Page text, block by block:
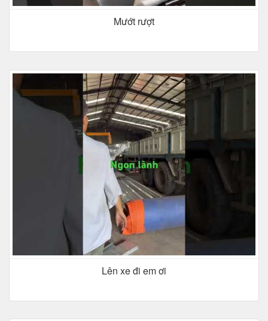
Mướt rượt
Lên xe đi em ơi